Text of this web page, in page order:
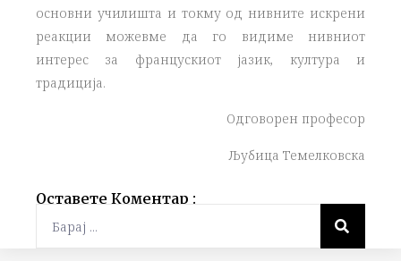
основни училишта и токму од нивните искрени
реакции можевме да го видиме нивниот
интерес за францускиот јазик, култура и
традиција.
Одговорен професор
Љубица Темелковска
Оставете Коментар :